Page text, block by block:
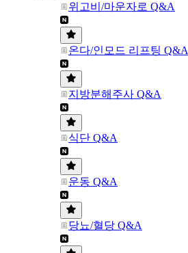
위고비/마운자로 Q&A
온다/인모드 리프팅 Q&A
지방분해주사 Q&A
식단 Q&A
운동 Q&A
당뇨/혈당 Q&A